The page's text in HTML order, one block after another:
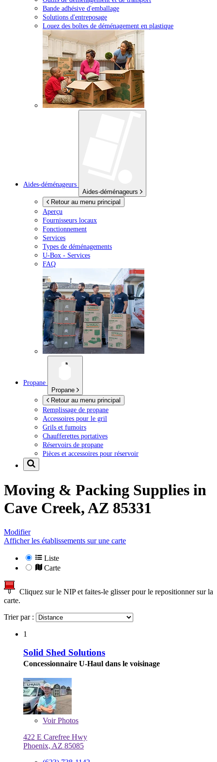
Bande adhésive d'emballage
Solutions d'entreposage
Louez des boîtes de déménagement en plastique
Aides-déménageurs
Aides-déménageurs
Retour au menu principal
Aperçu
Fournisseurs locaux
Fonctionnement
Services
Types de déménagements
U-Box - Services
FAQ
Propane
Propane
Retour au menu principal
Remplissage de propane
Accessoires pour le gril
Grils et fumoirs
Chaufferettes portatives
Réservoirs de propane
Pièces et accessoires pour réservoir
Moving & Packing Supplies in
Cave Creek, AZ 85331
Modifier
Afficher les établissements sur une carte
Liste
Carte
Cliquez sur le NIP et faites-le glisser pour le repositionner sur la
carte.
Trier par :
1
Solid Shed Solutions
Concessionnaire U-Haul dans le voisinage
VoirPhotos
422 E Carefree Hwy
Phoenix, AZ 85085